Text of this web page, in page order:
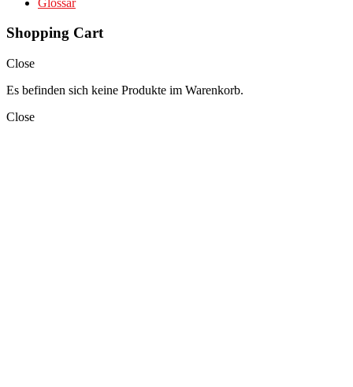
Shopping Cart
Close
Es befinden sich keine Produkte im Warenkorb.
Close